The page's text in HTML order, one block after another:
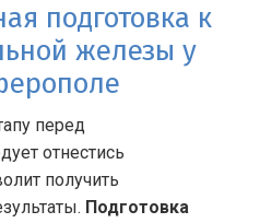
подготовка к
железы у
перед
отнестись
получить
Подготовка